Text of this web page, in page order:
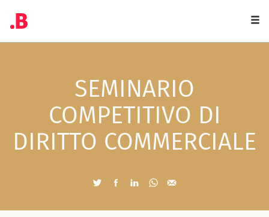
SEMINARIO
COMPETITIVO DI
DIRITTO COMMERCIALE